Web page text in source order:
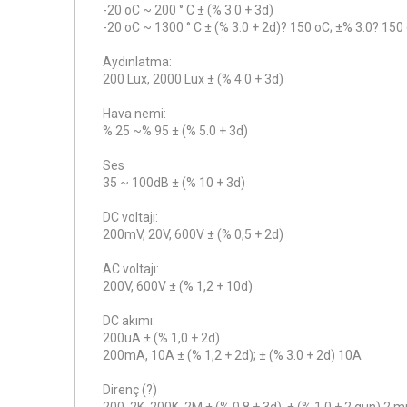
-20 oC ~ 200 ° C ± (% 3.0 + 3d)
-20 oC ~ 1300 ° C ± (% 3.0 + 2d)? 150 oC; ±% 3.0? 150
Aydınlatma:
200 Lux, 2000 Lux ± (% 4.0 + 3d)
Hava nemi:
% 25 ~% 95 ± (% 5.0 + 3d)
Ses
35 ~ 100dB ± (% 10 + 3d)
DC voltajı:
200mV, 20V, 600V ± (% 0,5 + 2d)
AC voltajı:
200V, 600V ± (% 1,2 + 10d)
DC akımı:
200uA ± (% 1,0 + 2d)
200mA, 10A ± (% 1,2 + 2d); ± (% 3.0 + 2d) 10A
Direnç (?)